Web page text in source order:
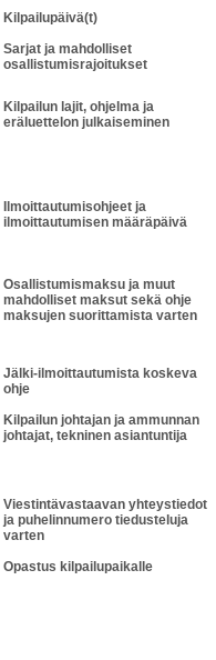
Kilpailupäivä(t)
Sarjat ja mahdolliset
osallistumisrajoitukset
Kilpailun lajit, ohjelma ja
eräluettelon julkaiseminen
Ilmoittautumisohjeet ja
ilmoittautumisen määräpäivä
Osallistumismaksu ja muut
mahdolliset maksut sekä ohje
maksujen suorittamista varten
Jälki-ilmoittautumista koskeva
ohje
Kilpailun johtajan ja ammunnan
johtajat, tekninen asiantuntija
Viestintävastaavan yhteystiedot
ja puhelinnumero tiedusteluja
varten
Opastus kilpailupaikalle